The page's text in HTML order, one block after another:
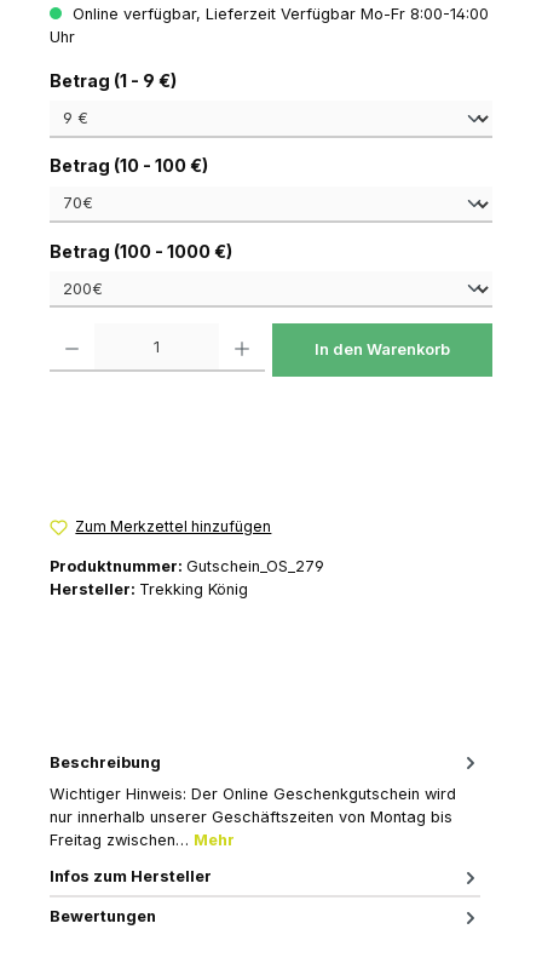
Online verfügbar, Lieferzeit Verfügbar Mo-Fr 8:00-14:00
Uhr
Betrag (1 - 9 €)auswählen
Betrag (10 - 100 €)auswählen
Betrag (100 - 1000 €)auswählen
In den Warenkorb
Zum Merkzettel hinzufügen
Produktnummer: Gutschein_OS_279
Hersteller: Trekking König
Beschreibung
Wichtiger Hinweis: Der Online Geschenkgutschein wird
nur innerhalb unserer Geschäftszeiten von Montag bis
Freitag zwischen… Mehr
Infos zum Hersteller
Bewertungen